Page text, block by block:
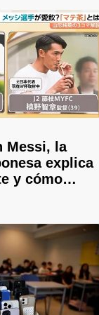
Messi, la
explica
y cómo